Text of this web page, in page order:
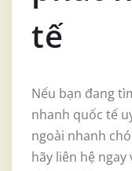
tế
Nếu bạn đang
nhanh quốc tế
ngoài nhanh
hãy liên hệ